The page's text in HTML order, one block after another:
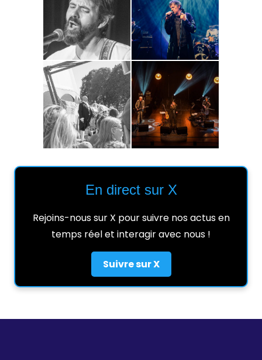
En direct sur X
Rejoins-nous sur X pour suivre nos actus en
temps réel et interagir avec nous !
Suivre sur X